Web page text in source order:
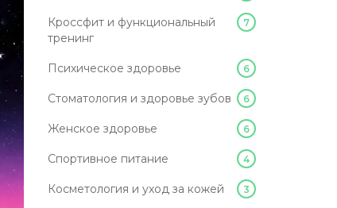
Кроссфит и функциональный
тренинг
7
Психическое здоровье 6
Стоматология и здоровье зубов 6
Женское здоровье 6
Спортивное питание 4
Косметология и уход за кожей 3